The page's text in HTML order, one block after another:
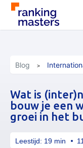
Blog
Leestijd: 19 min
Wat is
bouw je een
groei in het